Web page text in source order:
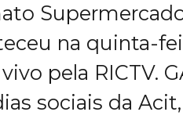
na quinta-
pela RICTV.
sociais da